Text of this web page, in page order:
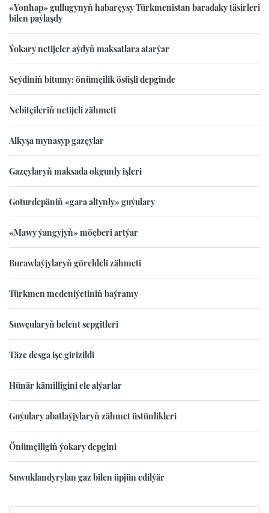
«Yonhap» gullugynyň habarçysy Türkmenistan baradaky täsirleri
bilen paýlaşdy
Ýokary netijeler aýdyň maksatlara atarýar
Seýdiniň bitumy: önümçilik ösüşli depginde
Nebitçileriň netijeli zähmeti
Alkyşa mynasyp gazçylar
Gazçylaryň maksada okgunly işleri
Goturdepäniň «gara altynly» guýulary
«Mawy ýangyjyň» möçberi artýar
Burawlaýjylaryň göreldeli zähmeti
Türkmen medeniýetiniň baýramy
Suwçularyň belent sepgitleri
Täze desga işe girizildi
Hünär kämilligini ele alýarlar
Guýulary abatlaýjylaryň zähmet üstünlikleri
Önümçiligiň ýokary depgini
Suwuklandyrylan gaz bilen üpjün edilýär